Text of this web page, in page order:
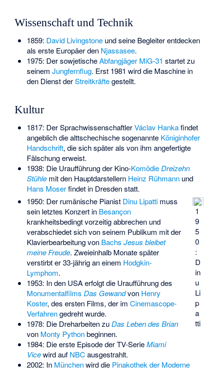
Wissenschaft und Technik
1859: David Livingstoneund seine Begleiter entdecken
als erste Europäer den Njassasee.
1975: Der sowjetischeAbfangjäger MiG-31 startet zu
seinem Jungfernflug. Erst 1981 wird die Maschine in
den Dienst derStreitkräftegestellt.
Kultur
1817: Der SprachwissenschaftlerVáclav Hankafindet
angeblich die alttschechische sogenannte Königinhofer
Handschrift, die sich später als von ihm angefertigte
Fälschung erweist.
1938: Die Uraufführung der Kino-Komödie Dreizehn
Stühlemit den Hauptdarstellern Heinz Rühmannund
Hans Moserfindet in Dresden statt.
1
9
5
0
:
D
in
u
Li
p
a
tti
1950: Der rumänische Pianist Dinu Lipattimuss
sein letztes Konzert in Besançon
krankheitsbedingt vorzeitig abbrechen und
verabschiedet sich von seinem Publikum mit der
Klavierbearbeitung von Bachs Jesus bleibet
meine Freude. Zweieinhalb Monate später
verstirbt er 33-jährig an einem Hodgkin-
Lymphom.
1953: In den USA erfolgt die Uraufführung des
Monumentalfilms Das Gewandvon Henry
Koster, des ersten Films, der im Cinemascope-
Verfahrengedreht wurde.
1978: Die Dreharbeiten zuDas Leben des Brian
von Monty Pythonbeginnen.
1984: Die erste Episode der TV-SerieMiami
Vicewird auf NBCausgestrahlt.
2002: In Münchenwird die Pinakothek der Moderne